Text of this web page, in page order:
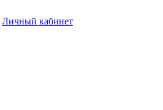
Личный кабинет